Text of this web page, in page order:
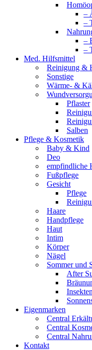
–
–
–
–
Med. Hilfsmittel
Reinigung &
Sonstige
Wärme- &
Pflaster
Salben
Pflege & Kosmetik
Baby & Kind
Deo
empfindliche
Fußpflege
Gesicht
Pflege
Haare
Handpflege
Haut
Intim
Körper
Nägel
Sommer und
After
Eigenmarken
Central
Central
Central
Kontakt